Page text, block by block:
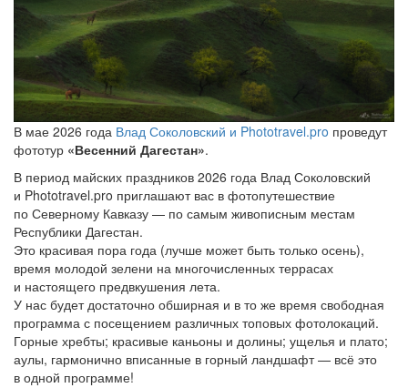
В мае 2026 года Влад Соколовский и Phototravel.pro проведут
фототур «Весенний Дагестан».
В период майских праздников 2026 года Влад Соколовский
и Phototravel.pro приглашают вас в фотопутешествие
по Северному Кавказу — по самым живописным местам
Республики Дагестан.
Это красивая пора года (лучше может быть только осень),
время молодой зелени на многочисленных террасах
и настоящего предвкушения лета.
У нас будет достаточно обширная и в то же время свободная
программа с посещением различных топовых фотолокаций.
Горные хребты; красивые каньоны и долины; ущелья и плато;
аулы, гармонично вписанные в горный ландшафт — всё это
в одной программе!